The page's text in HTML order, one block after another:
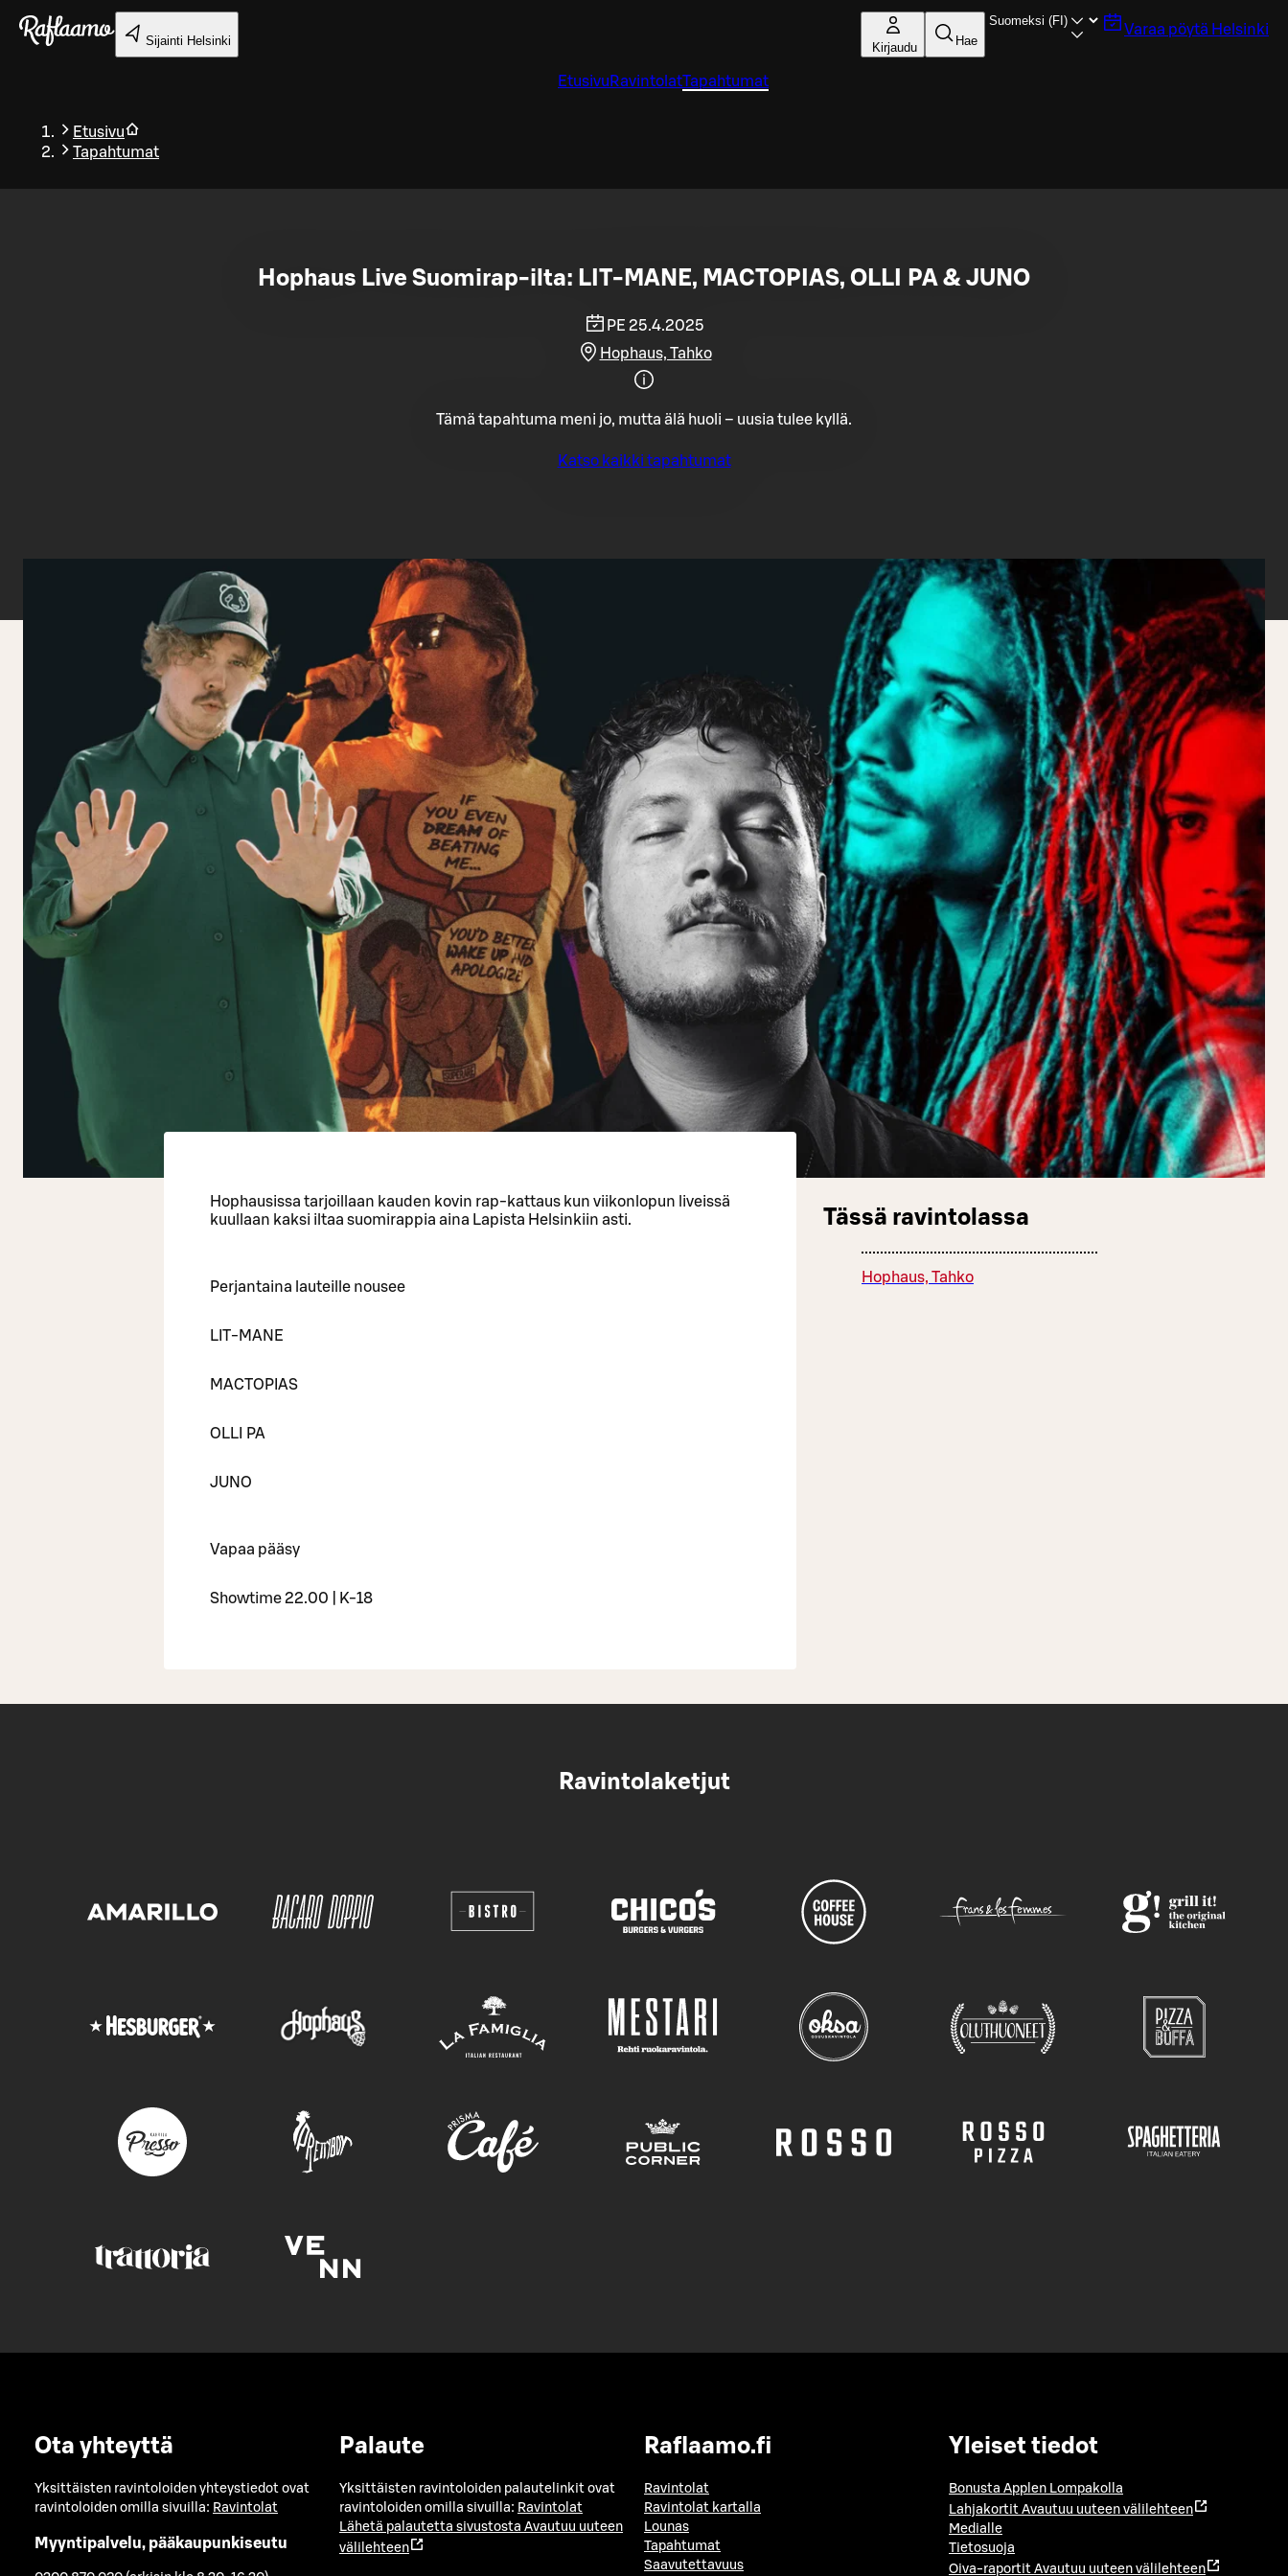
Siirry pääsisältöön
Sijainti Helsinki Kirjaudu Hae
Varaa pöytä Helsinki
Etusivu RavintolatTapahtumat
Etusivu
Tapahtumat
Takaisin
Hophaus Live Suomirap-ilta: LIT-MANE, MACTOPIAS, OLLI PA & JUNO
PE 25.4.2025
Hophaus, Tahko
Tämä tapahtuma meni jo, mutta älä huoli – uusia tulee kyllä.
Katso kaikki tapahtumat
Hophausissa tarjoillaan kauden kovin rap-kattaus kun viikonlopun liveissä
kuullaan kaksi iltaa suomirappia aina Lapista Helsinkiin asti.
Perjantaina lauteille nousee
LIT-MANE
MACTOPIAS
OLLI PA
JUNO
Vapaa pääsy
Showtime 22.00 | K-18
Tässä ravintolassa
Hophaus, Tahko
Ravintolaketjut
Ota yhteyttä
Yksittäisten ravintoloiden yhteystiedot ovat
ravintoloiden omilla sivuilla: Ravintolat
Myyntipalvelu, pääkaupunkiseutu
Palaute
Yksittäisten ravintoloiden palautelinkit ovat
ravintoloiden omilla sivuilla: Ravintolat
Lähetä palautetta sivustosta Avautuu uuteen
välilehteen
Raflaamo.fi
Ravintolat
Ravintolat kartalla
Lounas
Tapahtumat
Saavutettavuus
Yleiset tiedot
Bonusta Applen Lompakolla
Lahjakortit Avautuu uuteen välilehteen
Medialle
Tietosuoja
Oiva-raportit Avautuu uuteen välilehteen